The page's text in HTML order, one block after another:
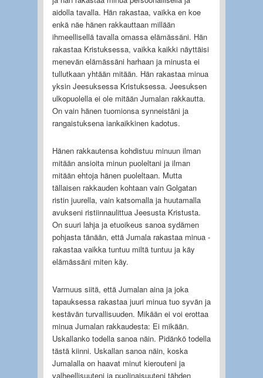
aidolla tavalla. Hän rakastaa, vaikka en koe
enkä näe hänen rakkauttaan millään
ihmeellisellä tavalla omassa elämässäni. Hän
rakastaa Kristuksessa, vaikka kaikki näyttäisi
menevän elämässäni harhaan ja minusta ei
tullutkaan yhtään mitään. Hän rakastaa minua
yksin Jeesuksessa Kristuksessa. Jeesuksen
ulkopuolella ei ole mitään Jumalan rakkautta.
On vain hänen tuomionsa synneistäni ja
rangaistuksena iankaikkinen kadotus.
Hänen rakkautensa kohdistuu minuun ilman
mitään ansioita minun puoleltani ja ilman
mitään ehtoja hänen puoleltaan. Mutta
tällaisen rakkauden kohtaan vain Golgatan
ristin juurella, vain katsomalla ja huutamalla
avukseni ristiinnaulittua Jeesusta Kristusta.
On suuri lahja ja etuoikeus sanoa sydämen
pohjasta tänään, että Jumala rakastaa minua -
rakastaa vaikka tuntuu miltä tuntuu ja käy
elämässäni miten käy.
Varmuus siitä, että Jumalan aina ja joka
tapauksessa rakastaa juuri minua tuo syvän ja
kestävän turvallisuuden. Mikään ei voi erottaa
minua Jumalan rakkaudesta: Ei mikään.
Uskallanko todella sanoa näin. Pidänkö todella
tästä kiinni. Uskallan sanoa näin, koska
Jumalalla on haavat minut kierouteni ja
valheellisuuteni ja puolinaisuuteni tähden